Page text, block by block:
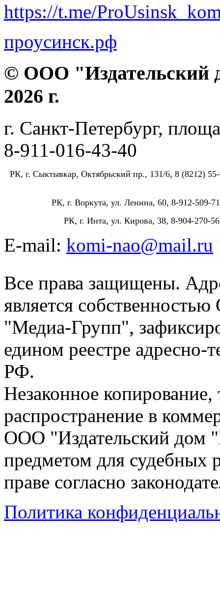
https://t.me/
проусинск.рф
© ООО "Издательский
2026 г.
г. Санкт-Петербург,
8-911-016-43-40
РК, г. Сыктывкар, Октябрьский пр., 131/6, 8 (8212)
РК, г. Воркута, ул. Ленина, 60, 8-912-509-
РК, г. Инта, ул. Кирова, 38, 8-904-270-
E-mail: komi-nao@mail.ru
Все права защищены.
является
"Медиа-Групп",
едином реестре адресно-
РФ.
Незаконное
распространение в
ООО "Издательский дом
предметом для судебных
праве согласно
Политика